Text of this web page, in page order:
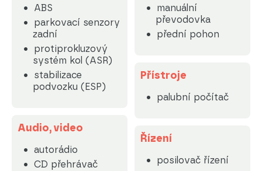
ABS
parkovací senzory
zadní
protiprokluzový
systém kol (ASR)
stabilizace
podvozku (ESP)
Audio, video
autorádio
CD přehrávač
manuální
převodovka
přední pohon
Přístroje
palubní počítač
Řízení
posilovač řízení